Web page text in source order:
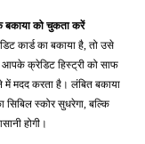
बकाया को चुकता करें
कार्ड का बकाया है, तो उसे
क्रेडिट हिस्ट्री को साफ
में मदद करता है। लंबित बकाया
स्कोर सुधरेगा, बल्कि
होगी।